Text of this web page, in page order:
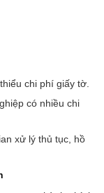
chi phí giấy tờ.
có nhiều chi
xử lý thủ tục, hồ